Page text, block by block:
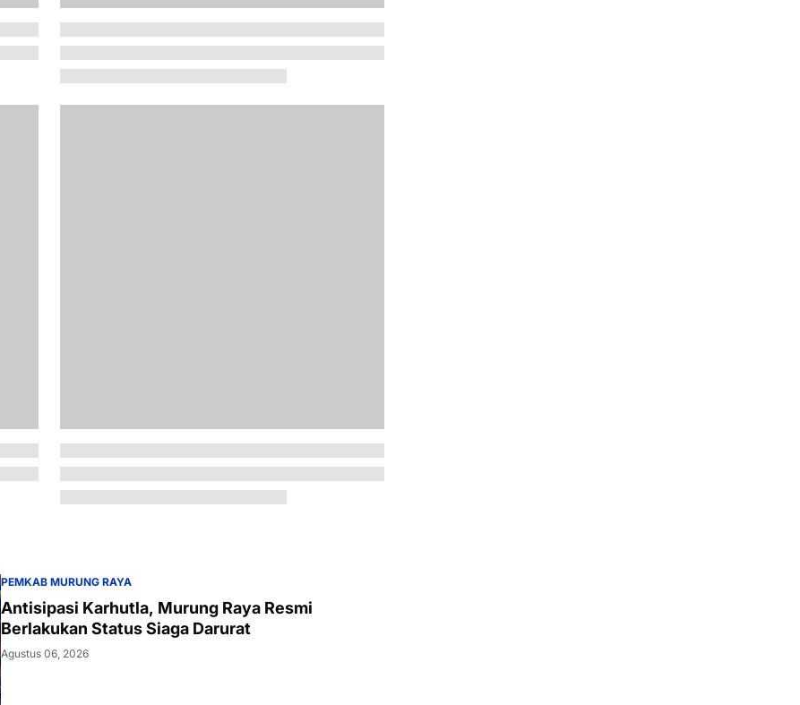
PEMKAB MURUNG RAYA
Antisipasi Karhutla, Murung Raya Resmi
Berlakukan Status Siaga Darurat
Agustus 06, 2026